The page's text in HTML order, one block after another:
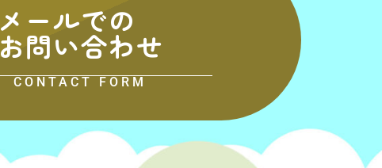
メールでの
お問い合わせ
CONTACT FORM